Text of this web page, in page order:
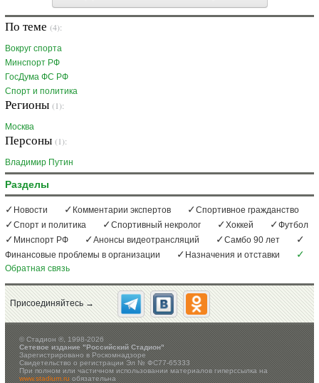
По теме (4):
Вокруг спорта
Минспорт РФ
ГосДума ФС РФ
Спорт и политика
Регионы (1):
Москва
Персоны (1):
Владимир Путин
Разделы
Новости Комментарии экспертов
Спортивное гражданство
Спорт и политика
Спортивный некролог Хоккей
Футбол
Минспорт РФ
Анонсы видеотрансляций
Самбо 90 лет
Финансовые проблемы в организации
Назначения и отставки
Обратная связь
Присоединяйтесь →
©Стадион ®, 1998-2026
Сетевое издание "Российский Стадион"
Зарегистрировано в Роскомнадзоре
Свидетельство о регистрации Эл № ФС77-65333
При полном или частичном использовании материалов гиперссылка на
www.stadium.ruобязательна